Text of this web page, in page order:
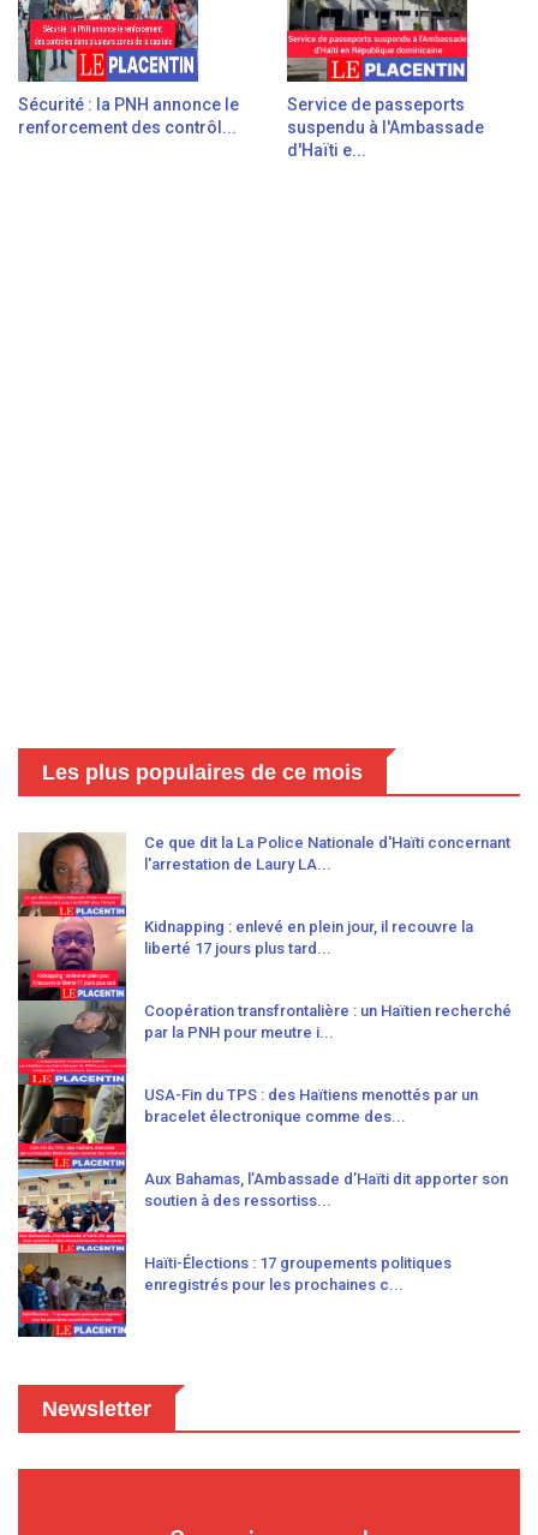
Sécurité : la PNH annonce le
renforcement des contrôl...
Service de passeports
suspendu à l'Ambassade
d'Haïti e...
Les plus populaires de ce mois
Ce que dit la La Police Nationale d'Haïti concernant
l'arrestation de Laury LA...
Kidnapping : enlevé en plein jour, il recouvre la
liberté 17 jours plus tard...
Coopération transfrontalière : un Haïtien recherché
par la PNH pour meutre i...
USA-Fin du TPS : des Haïtiens menottés par un
bracelet électronique comme des...
Aux Bahamas, l’Ambassade d’Haïti dit apporter son
soutien à des ressortiss...
Haïti-Élections : 17 groupements politiques
enregistrés pour les prochaines c...
Newsletter